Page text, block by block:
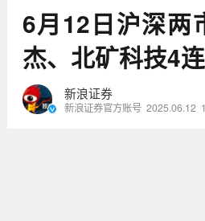
6月12日沪深两
杰、北矿科技4
新浪证券
新浪证券官方账号 2025.06.12